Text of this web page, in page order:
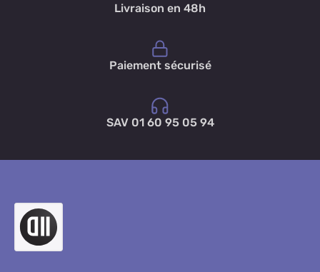
Livraison en 48h
Paiement sécurisé
SAV 01 60 95 05 94